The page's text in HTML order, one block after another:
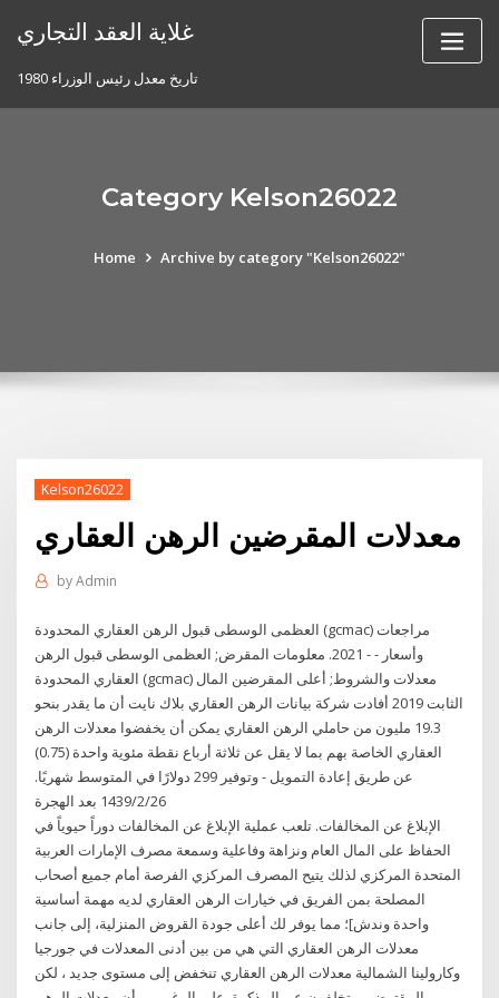
غلاية العقد التجاري
تاريخ معدل رئيس الوزراء 1980
Category Kelson26022
Home Archive by category "Kelson26022"
Kelson26022
معدلات المقرضين الرهن العقاري
byAdmin
العظمى الوسطى قبول الرهن العقاري المحدودة (gcmac) مراجعات
وأسعار - - 2021. معلومات المقرض; العظمى الوسطى قبول الرهن
العقاري المحدودة (gcmac) معدلات والشروط; أعلى المقرضين المال
الثابت 2019 أفادت شركة بيانات الرهن العقاري بلاك نايت أن ما يقدر بنحو
19.3 مليون من حاملي الرهن العقاري يمكن أن يخفضوا معدلات الرهن
العقاري الخاصة بهم بما لا يقل عن ثلاثة أرباع نقطة مئوية واحدة (0.75)
عن طريق إعادة التمويل - وتوفير 299 دولارًا في المتوسط شهريًا.
26‏‏/2‏‏/1439 بعد الهجرة
الإبلاغ عن المخالفات. تلعب عملية الإبلاغ عن المخالفات دوراً حيوياً في
الحفاظ على المال العام ونزاهة وفاعلية وسمعة مصرف الإمارات العربية
المتحدة المركزي لذلك يتيح المصرف المركزي الفرصة أمام جميع أصحاب
المصلحة بمن الفريق في خيارات الرهن العقاري لديه مهمة أساسية
واحدة وندش]؛ مما يوفر لك أعلى جودة القروض المنزلية، إلى جانب
معدلات الرهن العقاري التي هي من بين أدنى المعدلات في جورجيا
وكارولينا الشمالية معدلات الرهن العقاري تنخفض إلى مستوى جديد ، لكن